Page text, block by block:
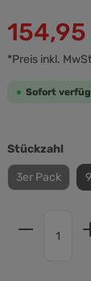
*Preis inkl.
Sofort
Stückzahl
3er Pack